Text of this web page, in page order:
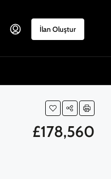
İlan Oluştur
£178,560